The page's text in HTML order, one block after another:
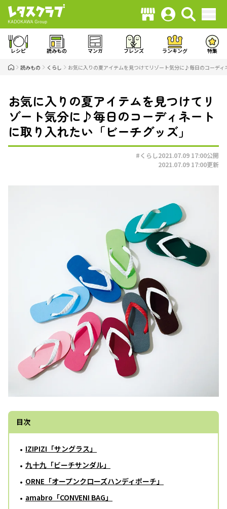
レシピ 読みもの マンガ フレンズ ランキング 特集
読みもの くらし お気に入りの夏アイテムを見つけてリゾート気分に♪毎日のコーデ
お気に入りの夏アイテムを見つけてリ
ゾート気分に♪毎日のコーディネート
に取り入れたい「ビーチグッズ」
#くらし2021.07.09 17:00公開
2021.07.09 17:00更新
目次
IZIPIZI「サングラス」
九十九「ビーチサンダル」
ORNE「オープンクローズハンディポーチ」
amabro「CONVENI BAG」